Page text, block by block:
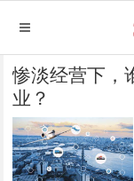
惨淡经营下，
业？